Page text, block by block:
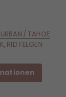
/ TAHOE
, RID FELGEN